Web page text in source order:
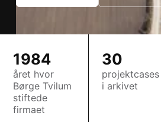
1984
året hvor
Børge Tvilum
stiftede
firmaet
30
projektcases
i arkivet